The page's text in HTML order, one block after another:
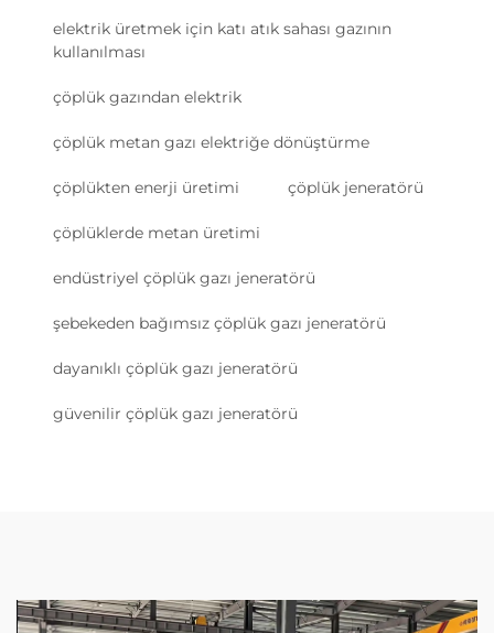
elektrik üretmek için katı atık sahası gazının
kullanılması
çöplük gazından elektrik
çöplük metan gazı elektriğe dönüştürme
çöplükten enerji üretimi çöplük jeneratörü
çöplüklerde metan üretimi
endüstriyel çöplük gazı jeneratörü
şebekeden bağımsız çöplük gazı jeneratörü
dayanıklı çöplük gazı jeneratörü
güvenilir çöplük gazı jeneratörü